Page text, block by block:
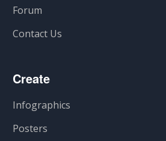
Forum
Contact Us
Create
Infographics
Posters